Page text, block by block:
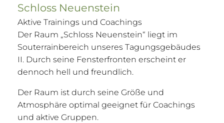
Schloss Neuenstein
Aktive Trainings und Coachings
Der Raum „Schloss Neuenstein“ liegt im
Souterrainbereich unseres Tagungsgebäudes
II. Durch seine Fensterfronten erscheint er
dennoch hell und freundlich.
Der Raum ist durch seine Größe und
Atmosphäre optimal geeignet für Coachings
und aktive Gruppen.